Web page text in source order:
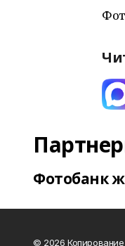
Фотобанк
© 2026